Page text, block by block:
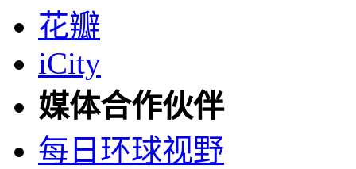
花瓣
iCity
媒体合作伙伴
每日环球视野